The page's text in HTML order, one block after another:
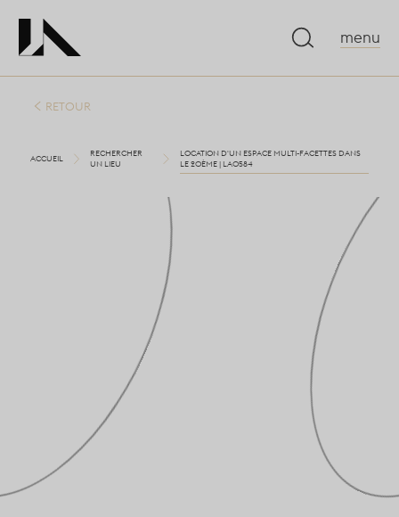
menu
RETOUR
ACCUEIL
RECHERCHER
UN LIEU
LOCATION D'UN ESPACE MULTI-FACETTES DANS
LE 20ÈME | LA0584